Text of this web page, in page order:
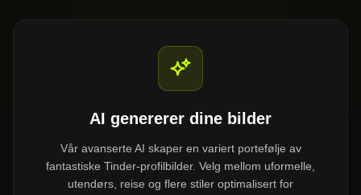
AI genererer dine bilder
Vår avanserte AI skaper en variert portefølje av
fantastiske Tinder-profilbilder. Velg mellom uformelle,
utendørs, reise og flere stiler optimalisert for